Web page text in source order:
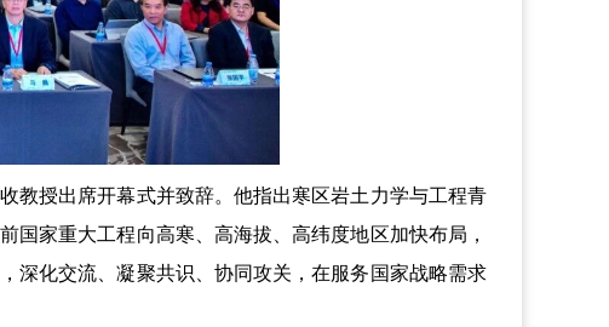
授出席开幕式并致辞。他指出寒区岩土力学与工程青
国家重大工程向高寒、高海拔、高纬度地区加快布局，
深化交流、凝聚共识、协同攻关，在服务国家战略需求